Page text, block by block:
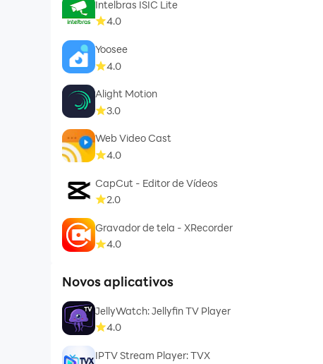
Intelbras ISIC Lite
4.0
Yoosee
4.0
Alight Motion
3.0
Web Video Cast
4.0
CapCut - Editor de Vídeos
2.0
Gravador de tela - XRecorder
4.0
Novos aplicativos
JellyWatch: Jellyfin TV Player
4.0
IPTV Stream Player: TVX